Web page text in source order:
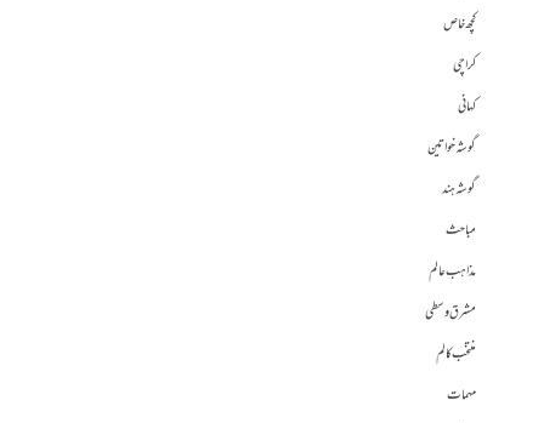
کچھ خاص
کراچی
کہانی
گوشہ خواتین
گوشہ ہند
مباحث
مذاہب عالم
مشرق وسطی
منتخب کالم
مہمات